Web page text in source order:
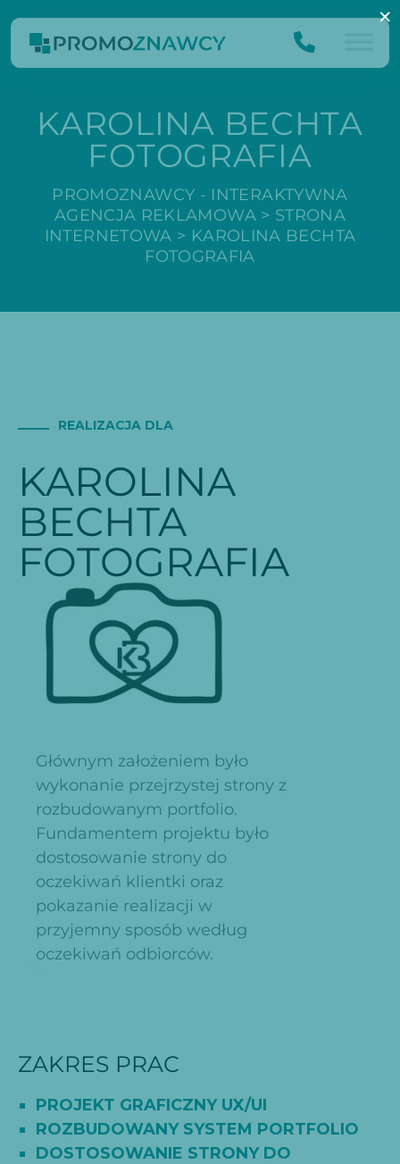
KAROLINA BECHTA
FOTOGRAFIA
PROMOZNAWCY - INTERAKTYWNA
AGENCJA REKLAMOWA> STRONA
INTERNETOWA > KAROLINA BECHTA
FOTOGRAFIA
REALIZACJA DLA
KAROLINA
BECHTA
FOTOGRAFIA
Głównym założeniem było
wykonanie przejrzystej strony z
rozbudowanym portfolio.
Fundamentem projektu było
dostosowanie strony do
oczekiwań klientki oraz
pokazanie realizacji w
przyjemny sposób według
oczekiwań odbiorców.
ZAKRES PRAC
PROJEKT GRAFICZNY UX/UI
ROZBUDOWANY SYSTEM PORTFOLIO
DOSTOSOWANIE STRONY DO
×